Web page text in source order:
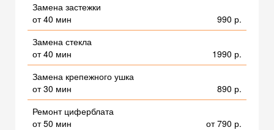
Замена застежки
от 40 мин
990 р.
Замена стекла
от 40 мин
1990 р.
Замена крепежного ушка
от 30 мин
890 р.
Ремонт циферблата
от 50 мин
от 790 р.